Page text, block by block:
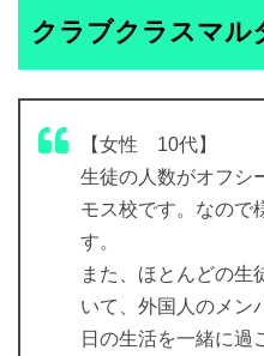
クラブクラスマル
【女性 10代】
生徒の人数がオフシ
モス校です。なので
す。
また、ほとんどの生
いて、外国人のメン
日の生活を一緒に過